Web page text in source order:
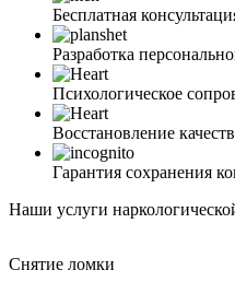
Бесплатная
Разработка
Психологическое
Восстановление
Гарантия сохранения
Наши услуги
Снятие ломки